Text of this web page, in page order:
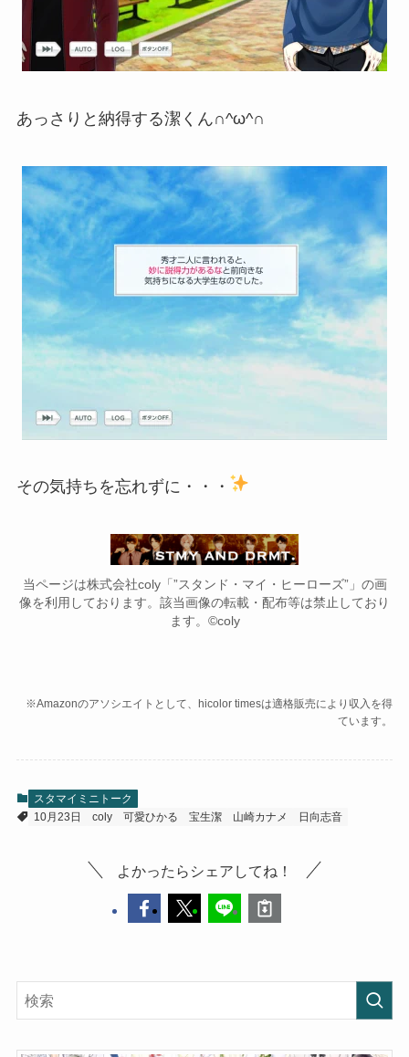
あっさりと納得する潔くん∩^ω^∩
その気持ちを忘れずに・・・
当ページは株式会社coly「”スタンド・マイ・ヒーローズ”」の画
像を利用しております。該当画像の転載・配布等は禁止しており
ます。©coly
※Amazonのアソシエイトとして、hicolor timesは適格販売により収入を得
ています。
スタマイミニトーク
10月23日
coly 可愛ひかる 宝生潔 山崎カナメ 日向志音
よかったらシェアしてね！